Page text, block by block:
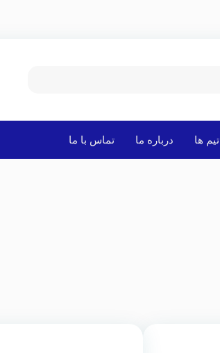
تیم ها درباره ما تماس با ما